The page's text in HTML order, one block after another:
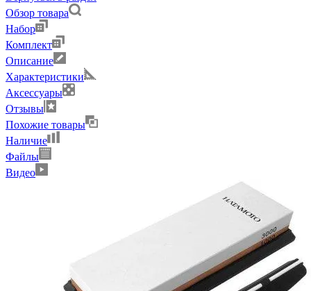
Обзор товара
Набор
Комплект
Описание
Характеристики
Аксессуары
Отзывы
Похожие товары
Наличие
Файлы
Видео